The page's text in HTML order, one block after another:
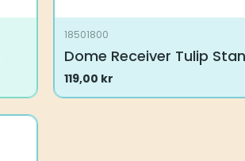
18501800
Dome Receiver Tulip
119,00 kr